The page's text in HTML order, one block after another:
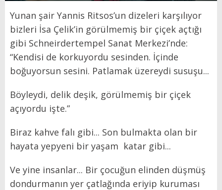
Yunan şair Yannis Ritsos’un dizeleri karşılıyor
bizleri İsa Çelik’in görülmemiş bir çiçek açtığı
gibi Schneirdertempel Sanat Merkezi’nde:
“Kendisi de korkuyordu sesinden. İçinde
boğuyorsun sesini. Patlamak üzereydi susuşu...
Böyleydi, delik deşik, görülmemiş bir çiçek
açıyordu işte.”
Biraz kahve falı gibi... Son bulmakta olan bir
hayata yepyeni bir yaşam katar gibi...
Ve yine insanlar... Bir çocuğun elinden düşmüş
dondurmanın yer çatlağında eriyip kuruması